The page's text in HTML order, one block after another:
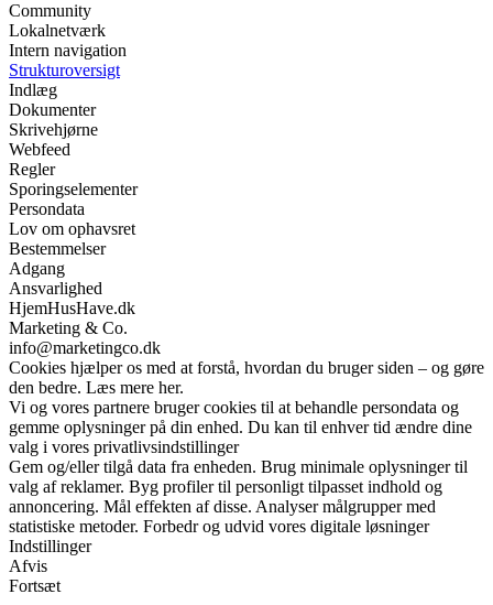
Community
Lokalnetværk
Intern navigation
Strukturoversigt
Indlæg
Dokumenter
Skrivehjørne
Webfeed
Regler
Sporingselementer
Persondata
Lov om ophavsret
Bestemmelser
Adgang
Ansvarlighed
HjemHusHave.dk
Marketing & Co.
info@marketingco.dk
Cookies hjælper os med at forstå, hvordan du bruger siden – og gøre
den bedre. Læs mere her.
Vi og vores partnere bruger cookies til at behandle persondata og
gemme oplysninger på din enhed. Du kan til enhver tid ændre dine
valg i vores privatlivsindstillinger
Gem og/eller tilgå data fra enheden. Brug minimale oplysninger til
valg af reklamer. Byg profiler til personligt tilpasset indhold og
annoncering. Mål effekten af disse. Analyser målgrupper med
statistiske metoder. Forbedr og udvid vores digitale løsninger
Indstillinger
Afvis
Fortsæt